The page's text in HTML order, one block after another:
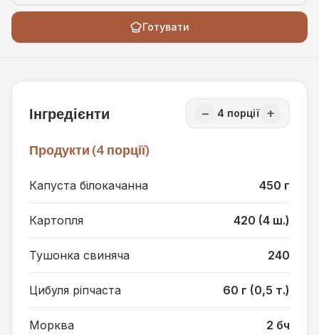
Готувати
Інгредієнти − 4 порції +
Продукти (4 порції)
Капуста білокачанна 450 г
Картопля 420 (4 ш.)
Тушонка свиняча 240
Цибуля ріпчаста 60 г (0,5 т.)
Морква 2 бч